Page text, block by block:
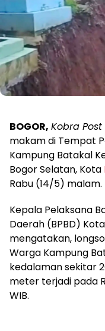
BOGOR, Kobra
makam di Tempat
Kampung Batakal
Bogor Selatan, Kota
Rabu (14/5) malam.
Kepala Pelaksana
Daerah (BPBD)
mengatakan,
Warga Kampung
kedalaman sekitar
meter terjadi pada
WIB.